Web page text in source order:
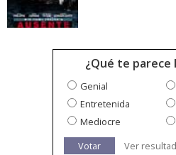
¿Qué te parece
Genial
Entretenida
Mediocre
Votar
Ver